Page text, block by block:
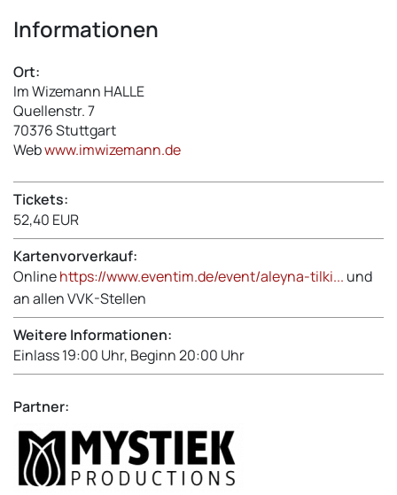
Informationen
Ort:
Im Wizemann HALLE
Quellenstr. 7
70376Stuttgart
Webwww.imwizemann.de
Tickets:
52,40 EUR
Kartenvorverkauf:
Onlinehttps://www.eventim.de/event/aleyna-tilki... und
an allen VVK-Stellen
Weitere Informationen:
Einlass 19:00 Uhr, Beginn 20:00 Uhr
Partner: